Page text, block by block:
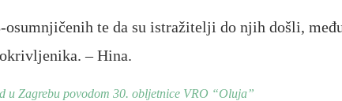
te da su istražitelji do njih došli,
– Hina.
u Zagrebu povodom 30. obljetnice VRO “Oluja”